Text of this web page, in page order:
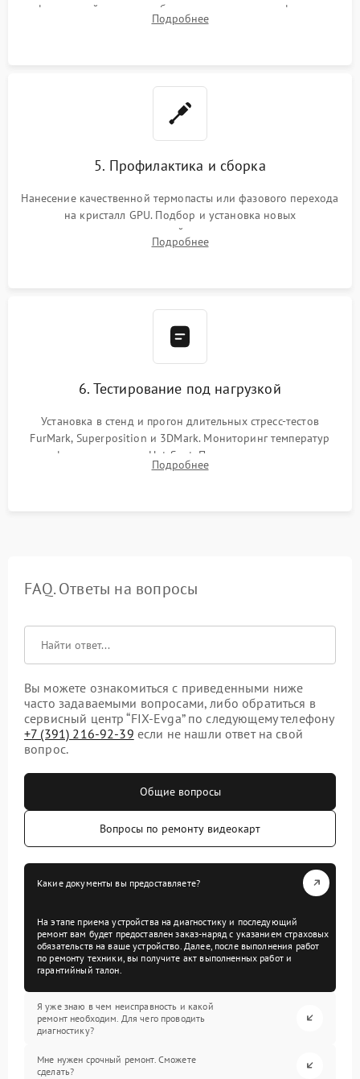
инфракрасной станции реболлинг или замена графического
чипа и дефектной памяти GDDR. Прошивка BIOS
Подробнее
5. Профилактика и сборка
Нанесение качественной термопасты или фазового перехода
на кристалл GPU. Подбор и установка новых
термопрокладок правильной толщины на память и цепи
питания. Монтаж радиатора и бэкплейта, подключение и
Подробнее
6. Тестирование под нагрузкой
Установка в стенд и прогон длительных стресс-тестов
FurMark, Superposition и 3DMark. Мониторинг температур
графического чипа и Hot Spot. Проверка на отсутствие
артефактов изображения, вылетов драйвера и зависаний.
Подробнее
FAQ. Ответы на вопросы
Вы можете ознакомиться с приведенными ниже
часто задаваемыми вопросами, либо обратиться в
сервисный центр “FIX-Evga” по следующему телефону
+7 (391) 216-92-39 если не нашли ответ на свой
вопрос.
Общие вопросы
Вопросы по ремонту видеокарт
Какие документы вы предоставляете?
На этапе приема устройства на диагностику и последующий
ремонт вам будет предоставлен заказ-наряд с указанием страховых
обязательств на ваше устройство. Далее, после выполнения работ
по ремонту техники, вы получите акт выполненных работ и
гарантийный талон.
Я уже знаю в чем неисправность и какой
ремонт необходим. Для чего проводить
диагностику?
Мне нужен срочный ремонт. Сможете
сделать?